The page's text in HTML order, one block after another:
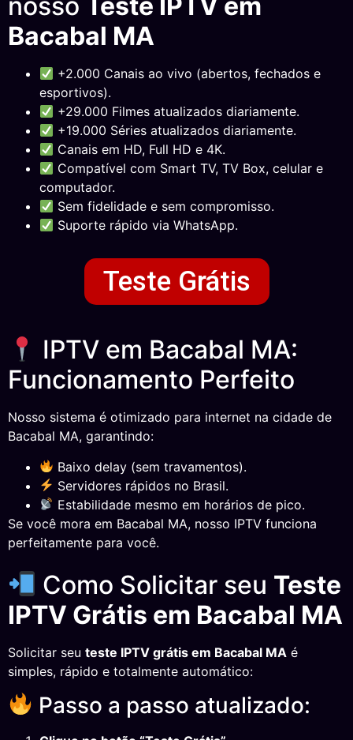
nosso
Teste IPTV em
Bacabal MA
+2.000 Canais ao vivo (abertos, fechados e
esportivos).
+29.000 Filmes atualizados diariamente.
+19.000 Séries atualizados diariamente.
Canais em HD, Full HD e 4K.
Compatível com Smart TV, TV Box, celular e
computador.
Sem fidelidade e sem compromisso.
Suporte rápido via WhatsApp.
Teste Grátis
IPTV em Bacabal MA:
Funcionamento Perfeito
Nosso sistema é otimizado para internet na cidade de
Bacabal MA, garantindo:
Baixo delay (sem travamentos).
Servidores rápidos no Brasil.
Estabilidade mesmo em horários de pico.
Se você mora em Bacabal MA, nosso IPTV funciona
perfeitamente para você.
Como Solicitar seu Teste
IPTV Grátis em Bacabal MA
Solicitar seu teste IPTV grátis em Bacabal MA é
simples, rápido e totalmente automático:
Passo a passo atualizado: